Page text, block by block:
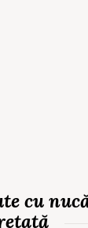
cu